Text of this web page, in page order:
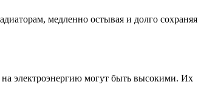
медленно остывая и долго сохраняя
электроэнергию могут быть высокими. Их